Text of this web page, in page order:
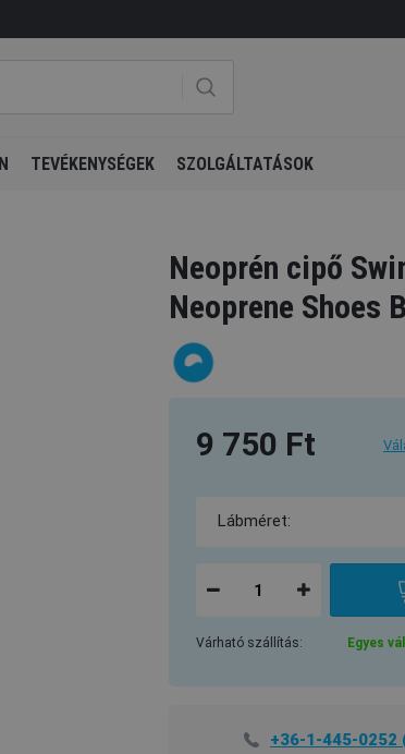
TEVÉKENYSÉGEK SZOLGÁLTATÁSOK
Neoprén cipő
Neoprene Shoes
9 750 Ft
Várható szállítás: Egyes
+36-1-445-0252